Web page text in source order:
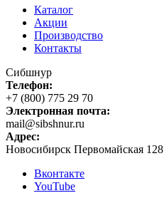
Каталог
Акции
Производство
Контакты
Сибшнур
Телефон:
+7 (800) 775 29 70
Электронная почта:
mail@sibshnur.ru
Адрес:
Новосибирск Первомайская 128
Вконтакте
YouTube